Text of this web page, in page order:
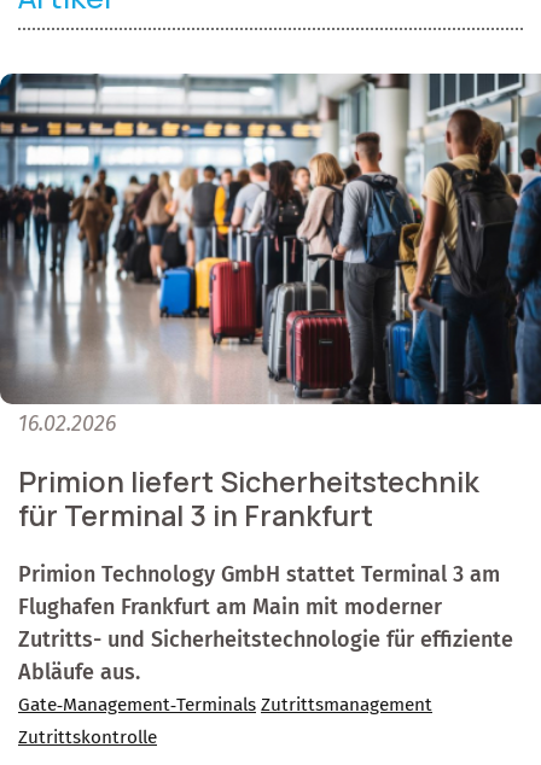
16.02.2026
Primion liefert Sicherheitstechnik
für Terminal 3 in Frankfurt
Primion Technology GmbH stattet Terminal 3 am
Flughafen Frankfurt am Main mit moderner
Zutritts- und Sicherheitstechnologie für effiziente
Abläufe aus.
Gate‑Management‑Terminals Zutrittsmanagement
Zutrittskontrolle